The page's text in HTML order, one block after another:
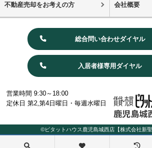
不動産売却をお考えの方 会社概要
総合問い合わせダイヤル
入居者様専用ダイヤル
営業時間 9:30～18:00
定休日 第2,第4日曜日・毎週水曜日
©ピタットハウス鹿児島城西店【株式会社新聖